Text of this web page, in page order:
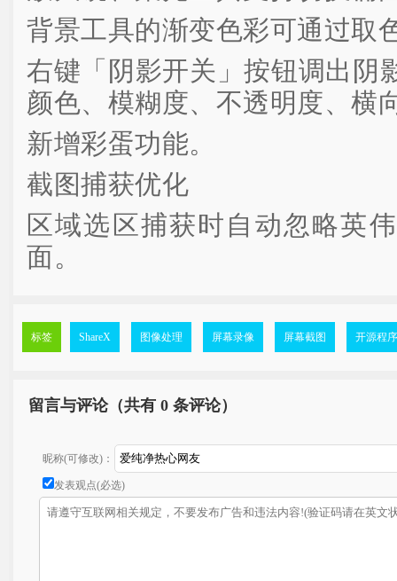
背景工具的渐变色彩可通过取
右键「阴影开关」按钮调出阴
颜色、模糊度、不透明度、横
新增彩蛋功能。
截图捕获优化
区域选区捕获时自动忽略英
面。
标签 ShareX 图像处理 屏幕录像 屏幕截图 开源程序
留言与评论（共有 0 条评论）
昵称(可修改)：
发表观点(必选)